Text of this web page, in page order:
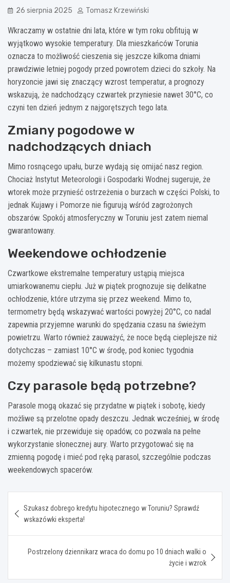
26 sierpnia 2025 Tomasz Krzewiński
Wkraczamy w ostatnie dni lata, które w tym roku obfitują w
wyjątkowo wysokie temperatury. Dla mieszkańców Torunia
oznacza to możliwość cieszenia się jeszcze kilkoma dniami
prawdziwie letniej pogody przed powrotem dzieci do szkoły. Na
horyzoncie jawi się znaczący wzrost temperatur, a prognozy
wskazują, że nadchodzący czwartek przyniesie nawet 30°C, co
czyni ten dzień jednym z najgorętszych tego lata.
Zmiany pogodowe w
nadchodzących dniach
Mimo rosnącego upału, burze wydają się omijać nasz region.
Chociaż Instytut Meteorologii i Gospodarki Wodnej sugeruje, że
wtorek może przynieść ostrzeżenia o burzach w części Polski, to
jednak Kujawy i Pomorze nie figurują wśród zagrożonych
obszarów. Spokój atmosferyczny w Toruniu jest zatem niemal
gwarantowany.
Weekendowe ochłodzenie
Czwartkowe ekstremalne temperatury ustąpią miejsca
umiarkowanemu ciepłu. Już w piątek prognozuje się delikatne
ochłodzenie, które utrzyma się przez weekend. Mimo to,
termometry będą wskazywać wartości powyżej 20°C, co nadal
zapewnia przyjemne warunki do spędzania czasu na świeżym
powietrzu. Warto również zauważyć, że noce będą cieplejsze niż
dotychczas – zamiast 10°C w środę, pod koniec tygodnia
możemy spodziewać się kilkunastu stopni.
Czy parasole będą potrzebne?
Parasole mogą okazać się przydatne w piątek i sobotę, kiedy
możliwe są przelotne opady deszczu. Jednak wcześniej, w środę
i czwartek, nie przewiduje się opadów, co pozwala na pełne
wykorzystanie słonecznej aury. Warto przygotować się na
zmienną pogodę i mieć pod ręką parasol, szczególnie podczas
weekendowych spacerów.
wpisu
Szukasz dobrego kredytu hipotecznego w Toruniu? Sprawdź
wskazówki eksperta!
Postrzelony dziennikarz wraca do domu po 10 dniach walki o
życie i wzrok